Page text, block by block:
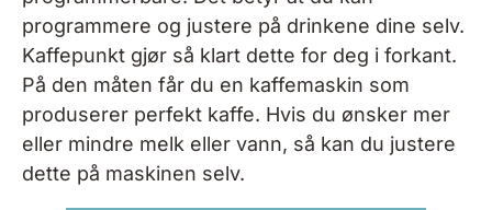
programmere og justere på drinkene dine selv.
Kaffepunkt gjør så klart dette for deg i forkant.
På den måten får du en kaffemaskin som
produserer perfekt kaffe. Hvis du ønsker mer
eller mindre melk eller vann, så kan du justere
dette på maskinen selv.